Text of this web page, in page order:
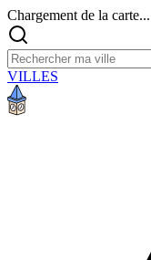
Chargement de la carte...
VILLES